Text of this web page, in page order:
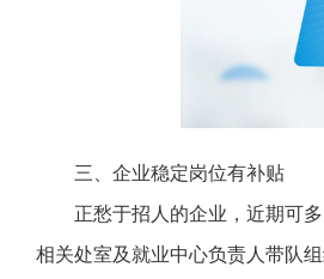
三、企业稳定岗位有补贴
正愁于招人的企业，近期可
相关处室及就业中心负责人带队